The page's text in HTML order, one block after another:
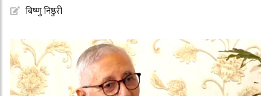
बिष्णु निष्ठुरी